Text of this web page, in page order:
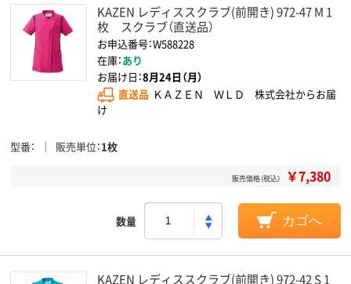
KAZEN レディススクラブ(前開き) 972-47 M 1
枚 スクラブ（直送品）
お申込番号：W588228
在庫：あり
お届け日：8月24日（月）
直送品 ＫＡＺＥＮ ＷＬＤ 株式会社からお届
け
型番 販売単位 1枚
販売価格（税込） ￥7,380
数量 カゴへ
KAZEN レディススクラブ(前開き) 972-42 S 1